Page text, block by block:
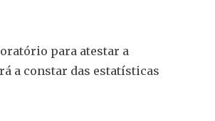
para atestar a
a constar das estatísticas